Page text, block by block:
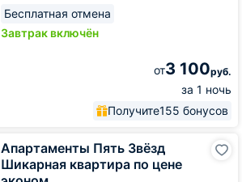
Бесплатная отмена
Завтрак включён
от3 100руб.
за 1 ночь
Получите155 бонусов
Апартаменты Пять Звёзд
Шикарная квартира по цене